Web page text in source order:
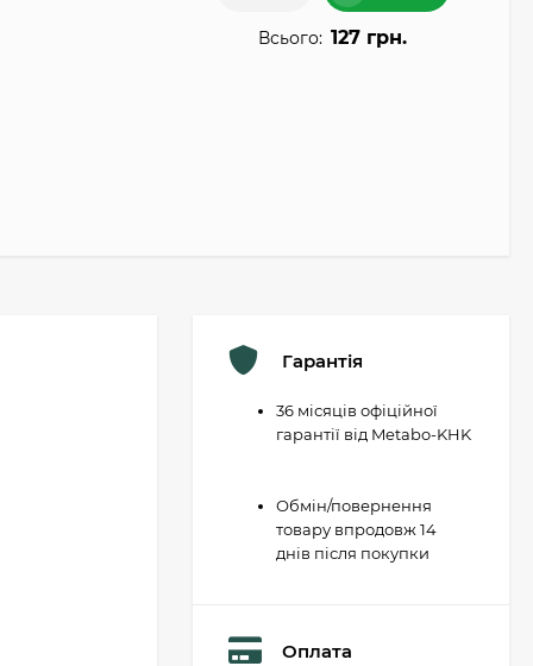
Всього: 127 грн.
Гарантія
36 місяців офіційної
гарантії від Metabo-KHK
Обмін/повернення
товару впродовж 14
днів після покупки
Оплата